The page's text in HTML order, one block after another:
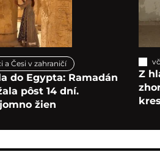
a Česi v zahraničí
do Egypta: Ramadán
pôst 14 dní.
žien
Z